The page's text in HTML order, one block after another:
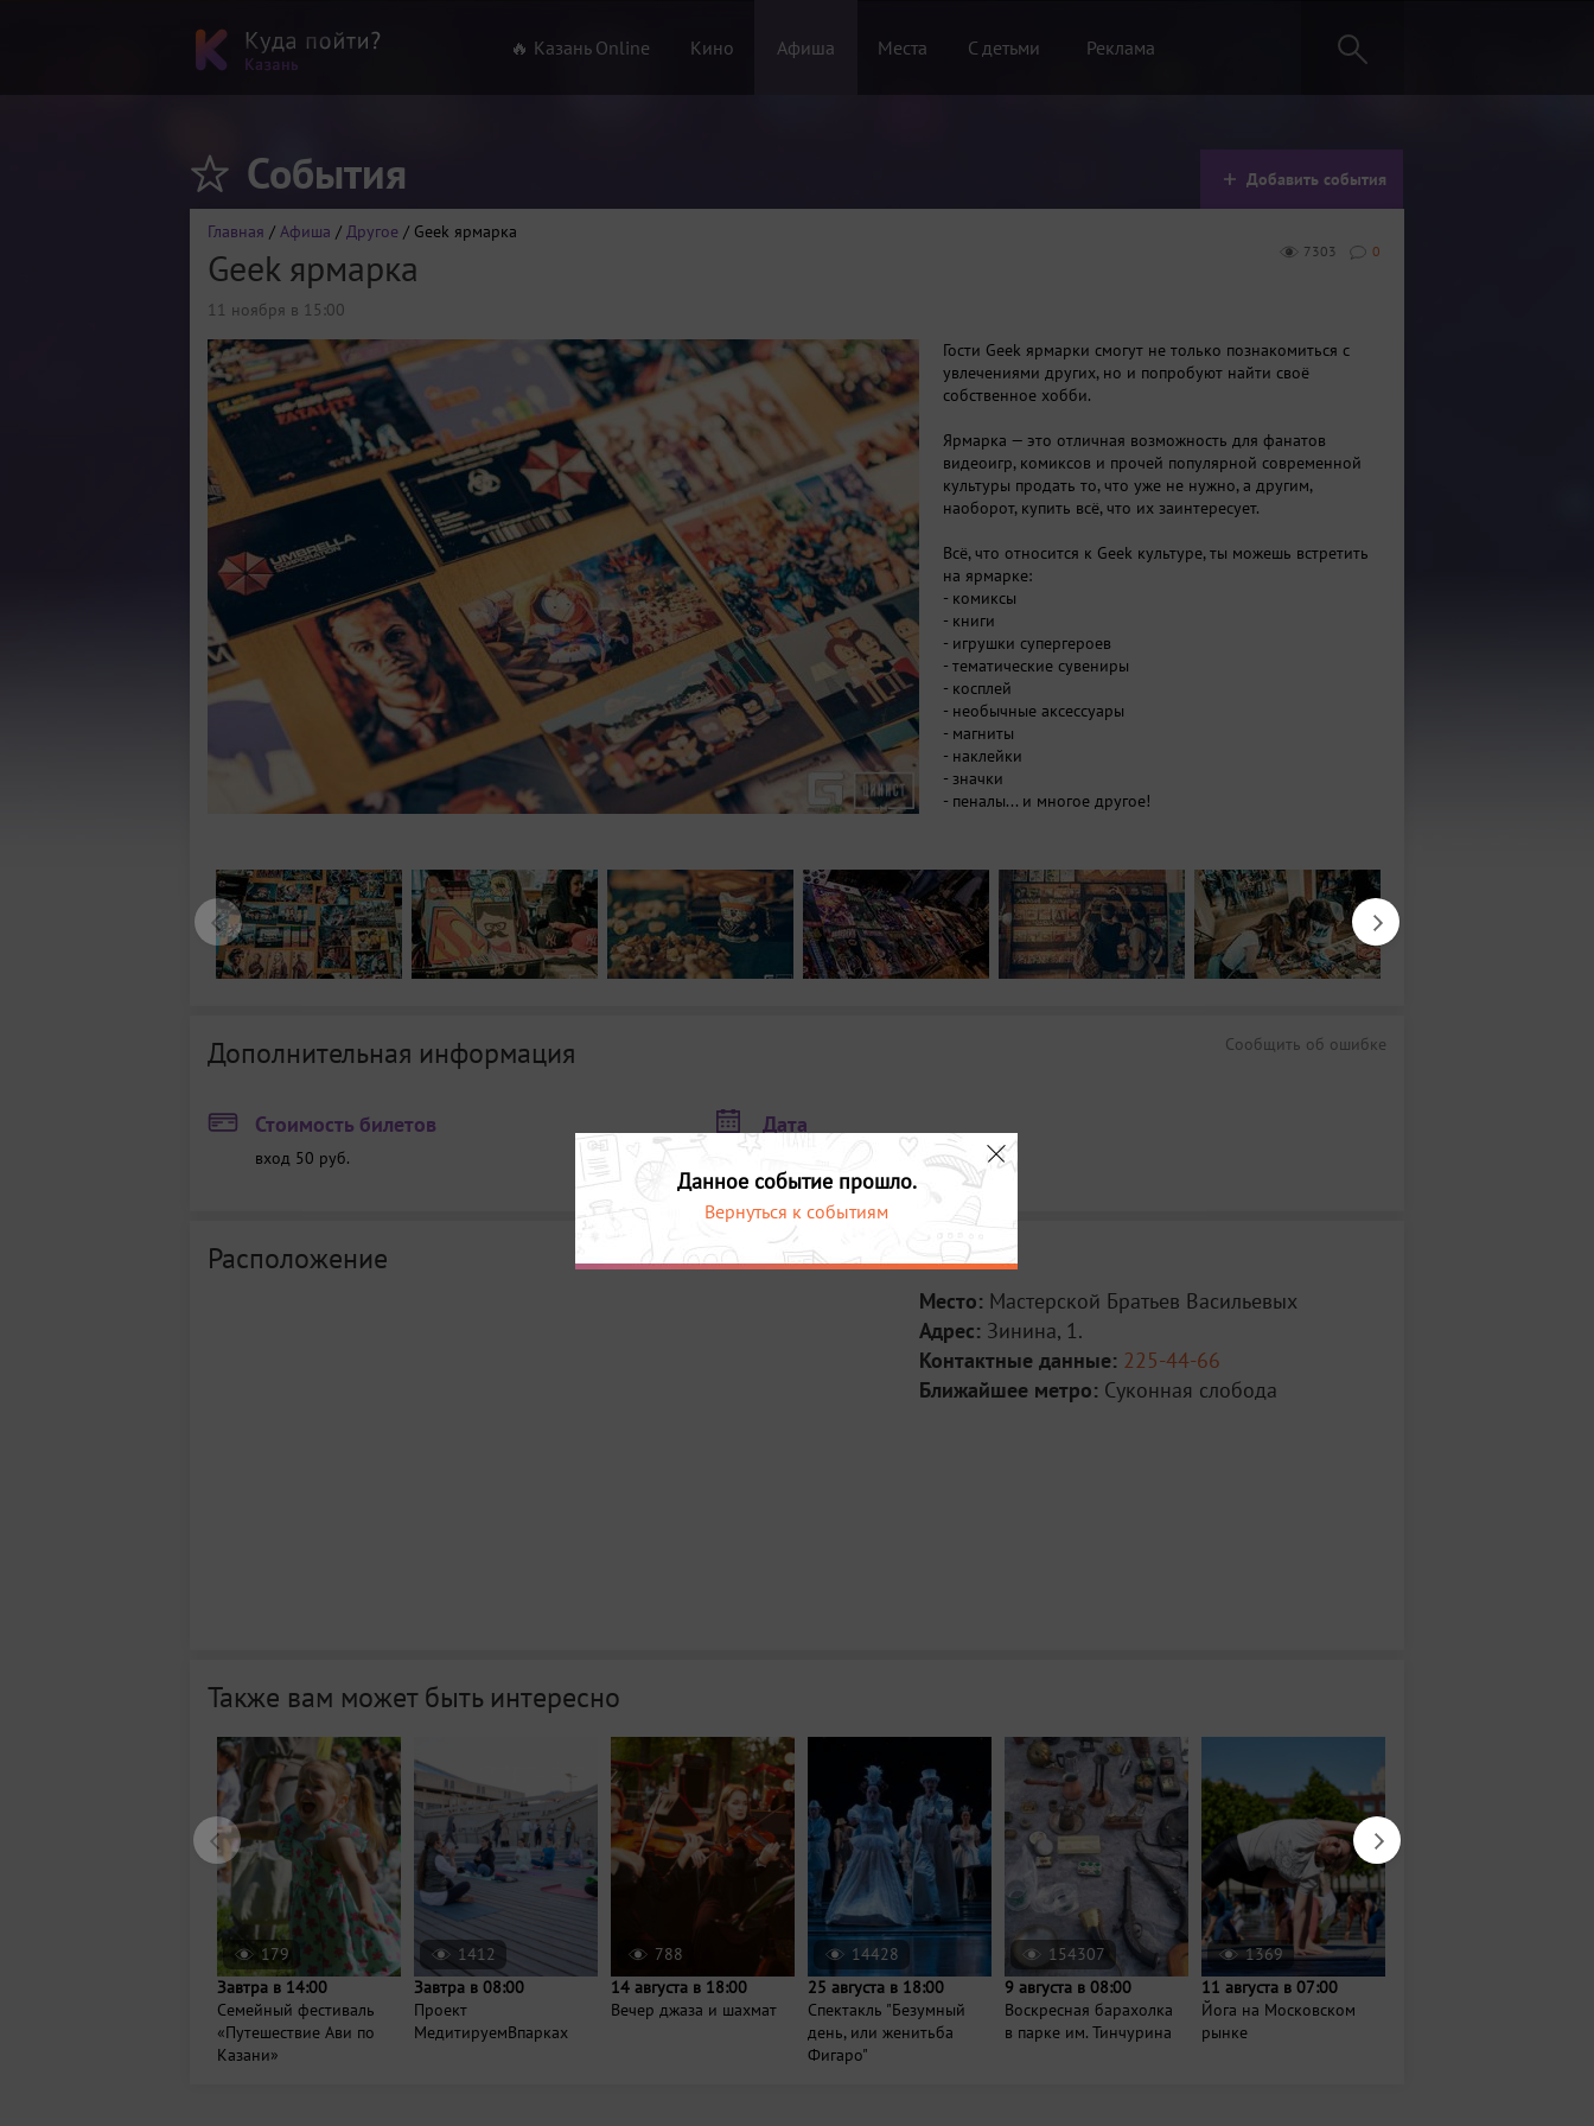
🔥 Казань Online Кино Афиша Места С детьми Реклама
События Добавить события
Главная / Афиша / Другое / Geek ярмарка
0
7303
Geek ярмарка
11 ноября в 15:00
Гости Geek ярмарки смогут не только познакомиться с
увлечениями других, но и попробуют найти своё
собственное хобби.
Ярмарка — это отличная возможность для фанатов
видеоигр, комиксов и прочей популярной современной
культуры продать то, что уже не нужно, а другим,
наоборот, купить всё, что их заинтересует.
Всё, что относится к Geek культуре, ты можешь встретить
на ярмарке:
- комиксы
- книги
- игрушки супергероев
- тематические сувениры
- косплей
- необычные аксессуары
- магниты
- наклейки
- значки
- пеналы... и многое другое!
Сообщить об ошибке
Дополнительная информация
Стоимость билетов
вход 50 руб.
Дата
Расположение
Место: Мастерской Братьев Васильевых
Адрес: Зинина, 1.
Контактные данные: 225-44-66
Ближайшее метро: Суконная слобода
Также вам может быть интересно
179
Завтра в 14:00
Семейный фестиваль
«Путешествие Ави по
Казани»
1412
Завтра в 08:00
Проект
МедитируемВпарках
788
14 августа в 18:00
Вечер джаза и шахмат
14428
25 августа в 18:00
Спектакль "Безумный
день, или женитьба
Фигаро"
154307
9 августа в 08:00
Воскресная барахолка
в парке им. Тинчурина
1369
11 августа в 07:00
Йога на Московском
рынке
Данное событие прошло.
Вернуться к событиям